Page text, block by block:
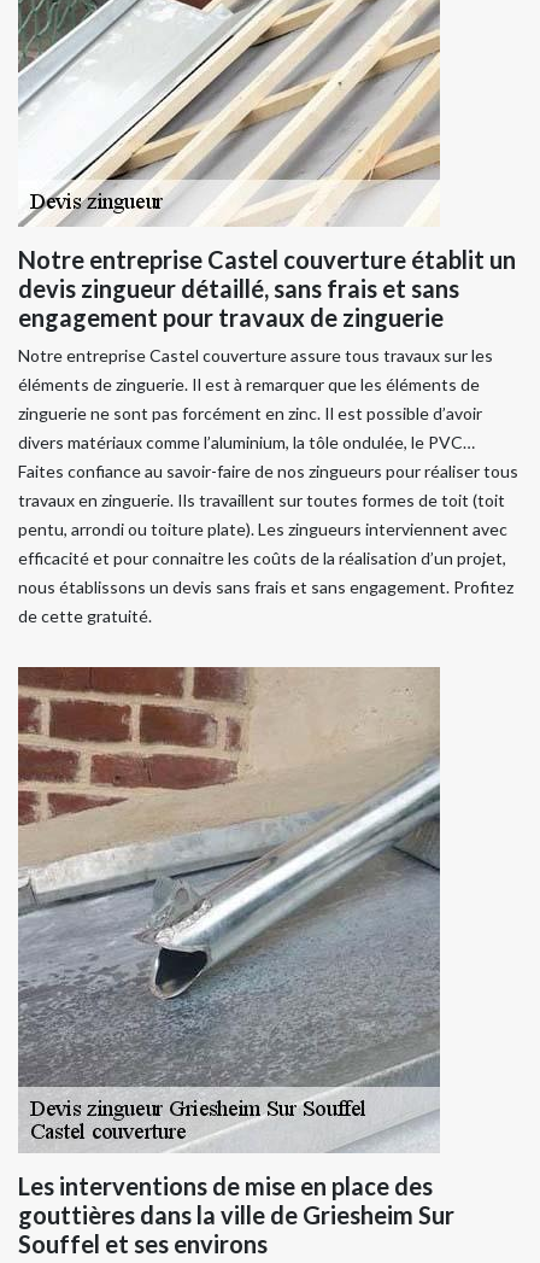
Notre entreprise Castel couverture établit un
devis zingueur détaillé, sans frais et sans
engagement pour travaux de zinguerie
Notre entreprise Castel couverture assure tous travaux sur les
éléments de zinguerie. Il est à remarquer que les éléments de
zinguerie ne sont pas forcément en zinc. Il est possible d’avoir
divers matériaux comme l’aluminium, la tôle ondulée, le PVC…
Faites confiance au savoir-faire de nos zingueurs pour réaliser tous
travaux en zinguerie. Ils travaillent sur toutes formes de toit (toit
pentu, arrondi ou toiture plate). Les zingueurs interviennent avec
efficacité et pour connaitre les coûts de la réalisation d’un projet,
nous établissons un devis sans frais et sans engagement. Profitez
de cette gratuité.
Les interventions de mise en place des
gouttières dans la ville de Griesheim Sur
Souffel et ses environs